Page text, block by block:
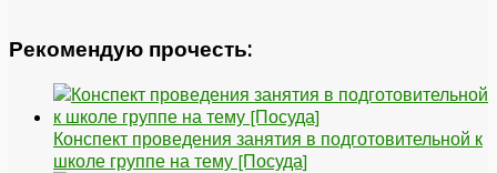
Рекомендую прочесть:
Конспект проведения занятия в подготовительной к
школе группе на тему [Посуда]